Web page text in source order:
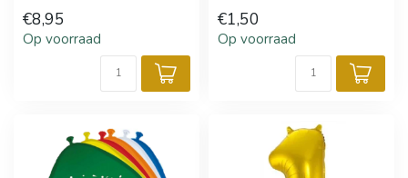
€8,95
Op voorraad
€1,50
Op voorraad